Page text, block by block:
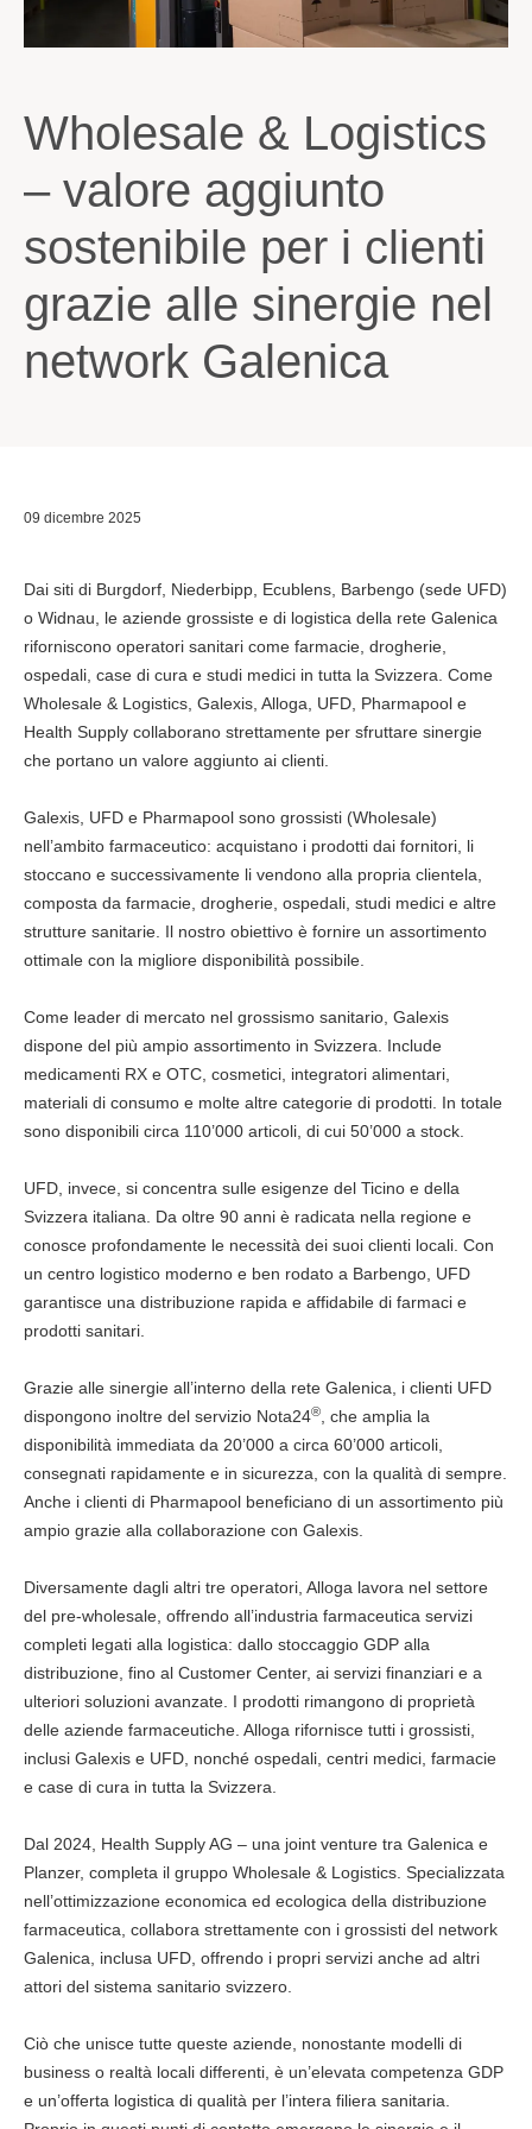
Wholesale & Logistics
– valore aggiunto
sostenibile per i clienti
grazie alle sinergie nel
network Galenica
09 dicembre 2025
Dai siti di Burgdorf, Niederbipp, Ecublens, Barbengo (sede UFD)
o Widnau, le aziende grossiste e di logistica della rete Galenica
riforniscono operatori sanitari come farmacie, drogherie,
ospedali, case di cura e studi medici in tutta la Svizzera. Come
Wholesale & Logistics, Galexis, Alloga, UFD, Pharmapool e
Health Supply collaborano strettamente per sfruttare sinergie
che portano un valore aggiunto ai clienti.
Galexis, UFD e Pharmapool sono grossisti (Wholesale)
nell’ambito farmaceutico: acquistano i prodotti dai fornitori, li
stoccano e successivamente li vendono alla propria clientela,
composta da farmacie, drogherie, ospedali, studi medici e altre
strutture sanitarie. Il nostro obiettivo è fornire un assortimento
ottimale con la migliore disponibilità possibile.
Come leader di mercato nel grossismo sanitario, Galexis
dispone del più ampio assortimento in Svizzera. Include
medicamenti RX e OTC, cosmetici, integratori alimentari,
materiali di consumo e molte altre categorie di prodotti. In totale
sono disponibili circa 110’000 articoli, di cui 50’000 a stock.
UFD, invece, si concentra sulle esigenze del Ticino e della
Svizzera italiana. Da oltre 90 anni è radicata nella regione e
conosce profondamente le necessità dei suoi clienti locali. Con
un centro logistico moderno e ben rodato a Barbengo, UFD
garantisce una distribuzione rapida e affidabile di farmaci e
prodotti sanitari.
Grazie alle sinergie all’interno della rete Galenica, i clienti UFD
dispongono inoltre del servizio Nota24®
, che amplia la
disponibilità immediata da 20’000 a circa 60’000 articoli,
consegnati rapidamente e in sicurezza, con la qualità di sempre.
Anche i clienti di Pharmapool beneficiano di un assortimento più
ampio grazie alla collaborazione con Galexis.
Diversamente dagli altri tre operatori, Alloga lavora nel settore
del pre-wholesale, offrendo all’industria farmaceutica servizi
completi legati alla logistica: dallo stoccaggio GDP alla
distribuzione, fino al Customer Center, ai servizi finanziari e a
ulteriori soluzioni avanzate. I prodotti rimangono di proprietà
delle aziende farmaceutiche. Alloga rifornisce tutti i grossisti,
inclusi Galexis e UFD, nonché ospedali, centri medici, farmacie
e case di cura in tutta la Svizzera.
Dal 2024, Health Supply AG – una joint venture tra Galenica e
Planzer, completa il gruppo Wholesale & Logistics. Specializzata
nell’ottimizzazione economica ed ecologica della distribuzione
farmaceutica, collabora strettamente con i grossisti del network
Galenica, inclusa UFD, offrendo i propri servizi anche ad altri
attori del sistema sanitario svizzero.
Ciò che unisce tutte queste aziende, nonostante modelli di
business o realtà locali differenti, è un’elevata competenza GDP
e un’offerta logistica di qualità per l’intera filiera sanitaria.